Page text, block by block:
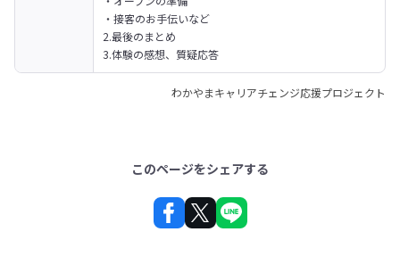
・接客のお手伝いなど
2.最後のまとめ
3.体験の感想、質疑応答
わかやまキャリアチェンジ応援プロジェクト
このページをシェアする